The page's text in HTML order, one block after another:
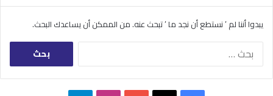
يبدوا أننا لم ’ نستطع أن نجد ما ’ تبحث عنه. من الممكن أن يساعدك البحث.
البحث